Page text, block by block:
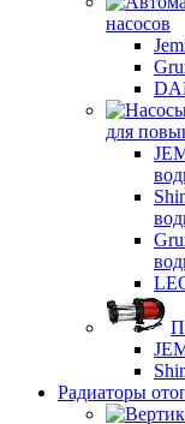
насосов
для
Радиаторы